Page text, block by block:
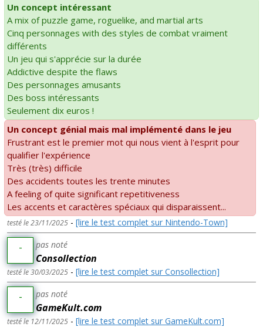
Un concept intéressant
A mix of puzzle game, roguelike, and martial arts
Cinq personnages with des styles de combat vraiment
différents
Un jeu qui s'apprécie sur la durée
Addictive despite the flaws
Des personnages amusants
Des boss intéressants
Seulement dix euros !
Un concept génial mais mal implémenté dans le jeu
Frustrant est le premier mot qui nous vient à l'esprit pour
qualifier l'expérience
Très (très) difficile
Des accidents toutes les trente minutes
A feeling of quite significant repetitiveness
Les accents et caractères spéciaux qui disparaissent...
testé le 23/11/2025 - [lire le test complet sur Nintendo-Town]
- pas noté
Consollection
testé le 30/03/2025 - [lire le test complet sur Consollection]
- pas noté
GameKult.com
testé le 12/11/2025 - [lire le test complet sur GameKult.com]